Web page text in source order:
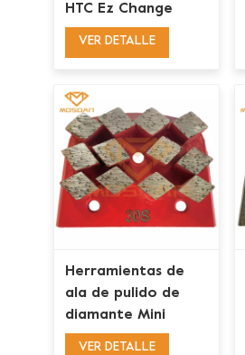
HTC Ez Change
Resin Bond
VER DETALLE
Herramientas de
ala de pulido de
diamante Mini
rombo de grupo de
VER DETALLE